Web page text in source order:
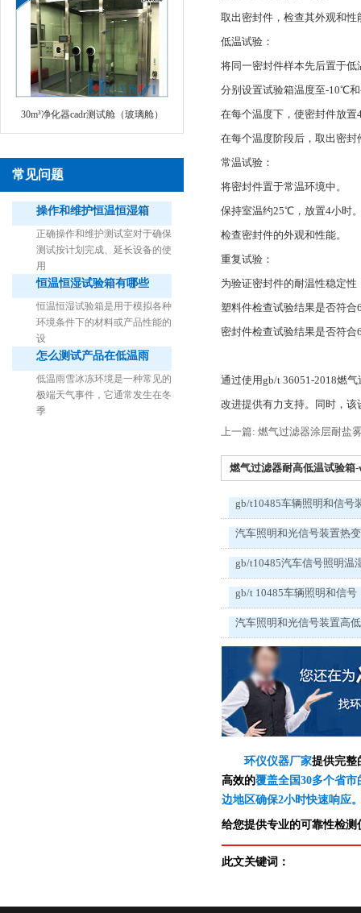
30m³净化器cadr测试舱（玻璃舱）
常见问题
操作和维护恒温恒湿箱
正确操作和维护测试室对于确保
测试按计划完成、延长设备的使
用
恒温恒湿试验箱有哪些
恒温恒湿试验箱是用于模拟各种
环境条件下的材料或产品性能的
设
怎么测试产品在低温雨
低温雨雪冰冻环境是一种常见的
极端天气事件，它通常发生在冬
季
取出密封件，检查其外观和性
低温试验：
将同一密封件样本先后置于低
分别设置试验箱温度至-10℃
在每个温度下，使密封件放置
在每个温度阶段后，取出密
常温试验：
将密封件置于常温环境中。
保持室温约25℃，放置4小时
检查密封件的外观和性能。
重复试验：
为验证密封件的耐温性稳定
塑料件检查试验结果是否符合
密封件检查试验结果是否符合
通过使用gb/t 36051-2018燃
改进提供有力支持。同时，
上一篇: 燃气过滤器涂层耐盐
燃气过滤器耐高低温试验箱-
gb/t10485车辆照明和信号
汽车照明和光信号装置热
gb/t10485汽车信号照明温
gb/t 10485车辆照明和信号
汽车照明和光信号装置高
环仪仪器厂家提供完整
高效的覆盖全国30多个省
边地区确保2小时快速响应
给您提供专业的可靠性检测
此文关键词：